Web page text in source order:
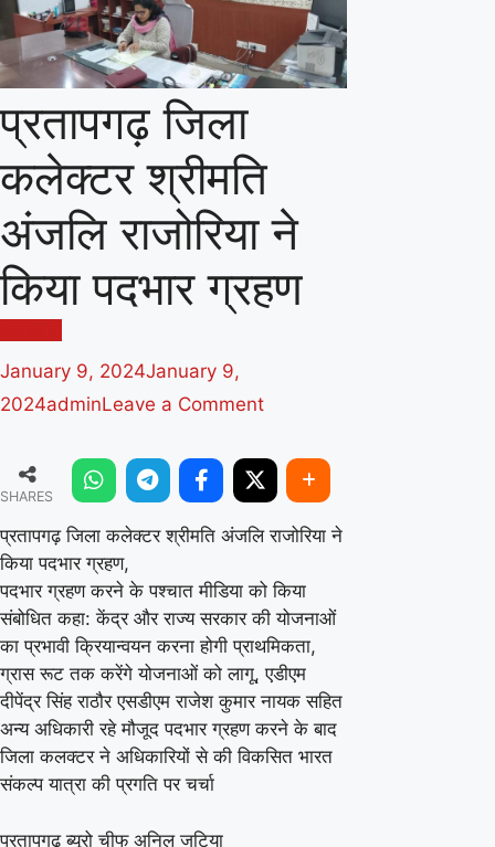
प्रतापगढ़ जिला
कलेक्टर श्रीमति
अंजलि राजोरिया ने
किया पदभार ग्रहण
January 9, 2024January 9,
2024adminLeave a Commenton
जिला
कलेक्टर
श्रीमति
राजोरिया
ने
किया
पदभार
ग्रहण
SHARES
प्रतापगढ़ जिला कलेक्टर श्रीमति अंजलि राजोरिया ने
किया पदभार ग्रहण,
पदभार ग्रहण करने के पश्चात मीडिया को किया
संबोधित कहा: केंद्र और राज्य सरकार की योजनाओं
का प्रभावी क्रियान्वयन करना होगी प्राथमिकता,
ग्रास रूट तक करेंगे योजनाओं को लागू, एडीएम
दीपेंद्र सिंह राठौर एसडीएम राजेश कुमार नायक सहित
अन्य अधिकारी रहे मौजूद पदभार ग्रहण करने के बाद
जिला कलक्टर ने अधिकारियों से की विकसित भारत
संकल्प यात्रा की प्रगति पर चर्चा
प्रतापगढ़ ब्यूरो चीफ अनिल जटिया